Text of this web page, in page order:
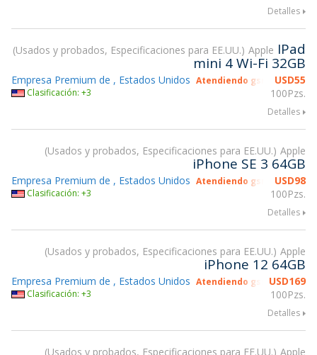
Detalles
Usados y probados, Especificaciones para EE.UU. Apple IPad
mini 4 Wi-Fi 32GB
USD55
100Pzs.
Empresa Premium de , Estados Unidos Atendiendo gsmX Hong
Clasificación: +3
Detalles
Usados y probados, Especificaciones para EE.UU. Apple
iPhone SE 3 64GB
USD98
100Pzs.
Empresa Premium de , Estados Unidos Atendiendo gsmX Hong
Clasificación: +3
Detalles
Usados y probados, Especificaciones para EE.UU. Apple
iPhone 12 64GB
USD169
100Pzs.
Empresa Premium de , Estados Unidos Atendiendo gsmX Hong
Clasificación: +3
Detalles
Usados y probados, Especificaciones para EE.UU. Apple